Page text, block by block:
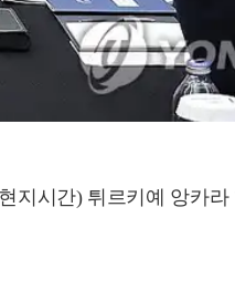
지시간) 튀르키예 앙카